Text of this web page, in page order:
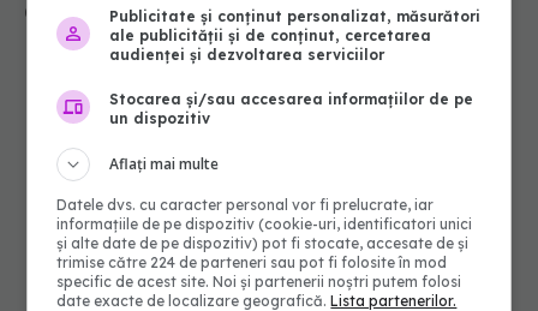
05 aug 2026, 21:09Publicitate și conținut personalizat, măsurători
ale publicității și de conținut, cercetarea
audienței și dezvoltarea serviciilor
Stocarea și/sau accesarea informațiilor de pe
un dispozitiv
Aflați mai multe
Datele dvs. cu caracter personal vor fi prelucrate, iar
informațiile de pe dispozitiv (cookie-uri, identificatori unici
și alte date de pe dispozitiv) pot fi stocate, accesate de și
trimise către 224 de parteneri sau pot fi folosite în mod
specific de acest site. Noi și partenerii noștri putem folosi
date exacte de localizare geografică.Lista partenerilor.